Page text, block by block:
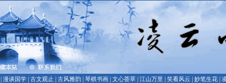
漫谈国学 古文观止 古风雅韵 琴棋书画 文心荟萃 江山万里 笑看风云 妙笔生花